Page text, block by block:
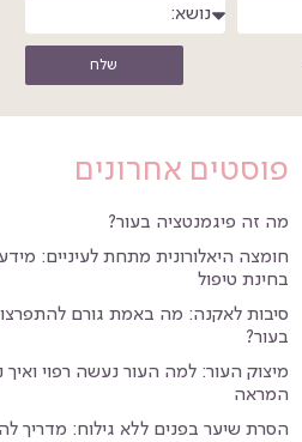
שלח
פוסטים אחרונים
מה זה פיגמנטציה בעור?
חומצה היאלורונית מתחת לעיניים:
בחינת טיפול
סיבות לאקנה: מה באמת גורם
בעור?
מיצוק העור: למה העור נעשה רפוי
המראה
הסרת שיער בפנים ללא גילוח: מדריך